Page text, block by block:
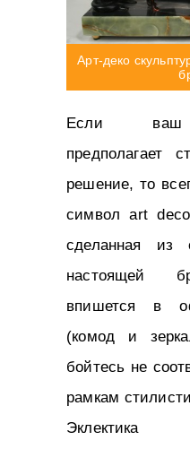
Арт-деко
Если ваш
предполагает
решение, то
символ art
сделанная из
настоящей
впишется в
(комод и
бойтесь не
рамкам
Эклектика